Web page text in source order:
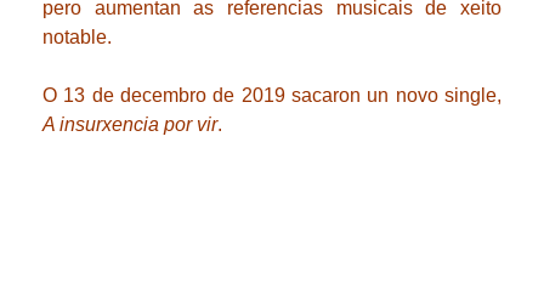
pero aumentan as referencias musicais de xeito
notable.
O 13 de decembro de 2019 sacaron un novo single,
A insurxencia por vir.